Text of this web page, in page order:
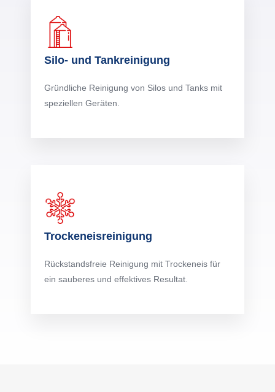
Silo- und Tankreinigung
Gründliche Reinigung von Silos und Tanks mit
speziellen Geräten.
Trockeneisreinigung
Rückstandsfreie Reinigung mit Trockeneis für
ein sauberes und effektives Resultat.